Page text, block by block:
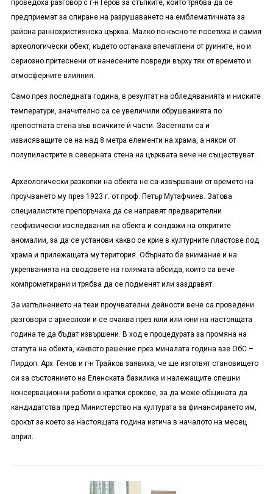
проведоха разговор с г-н Геров за стъпките, които трябва да се
предприемат за спиране на разрушаването на емблематичната за
района раннохристиянска църква. Малко по-късно те посетиха и самия
археологически обект, където останаха впечатлени от руините, но и
сериозно притеснени от нанесените повреди върху тях от времето и
атмосферните влияния.
Само през последната година, в резултат на обледяванията и ниските
температури, значително са се увеличили обрушванията по
крепостната стена във всичките й части. Засегнати са и
извисяващите се на над 8 метра елементи на храма, а някои от
полупиластрите в северната стена на църквата вече не съществуват.
Археологически разкопки на обекта не са извършвани от времето на
проучването му през 1923 г. от проф. Петър Мутафчиев. Затова
специалистите препоръчаха да се направят предварителни
геофизически изследвания на обекта и сондажи на откритите
аномалии, за да се установи какво се крие в културните пластове под
храма и прилежащата му територия. Обърнато бе внимание и на
укрепванията на сводовете на голямата абсида, които са вече
компрометирани и трябва да се подменят или заздравят.
За изпълнението на тези проучвателни дейности вече са проведени
разговори с археолози и се очаква през юли или юни на настоящата
година те да бъдат извършени. В ход е процедурата за промяна на
статута на обекта, каквото решение през миналата година взе ОбС –
Пирдоп. Арх. Генов и г-н Трайков заявиха, че ще изготвят становището
си за състоянието на Еленската базилика и належащите спешни
консервационни работи в кратки срокове, за да може общината да
кандидатства пред Министерство на културата за финансирането им,
срокът за което за настоящата година изтича в началото на месец
април.